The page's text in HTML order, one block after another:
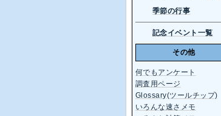
季節の行事
記念イベント一覧
その他
何でもアンケート
調査用ページ
Glossary(ツールチップ)
いろんな速さメモ